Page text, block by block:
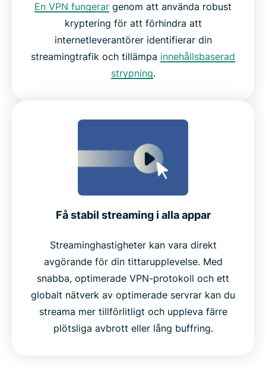
En VPN fungerar genom att använda robust
kryptering för att förhindra att
internetleverantörer identifierar din
streamingtrafik och tillämpa innehållsbaserad
strypning.
Få stabil streaming i alla appar
Streaminghastigheter kan vara direkt
avgörande för din tittarupplevelse. Med
snabba, optimerade VPN-protokoll och ett
globalt nätverk av optimerade servrar kan du
streama mer tillförlitligt och uppleva färre
plötsliga avbrott eller lång buffring.